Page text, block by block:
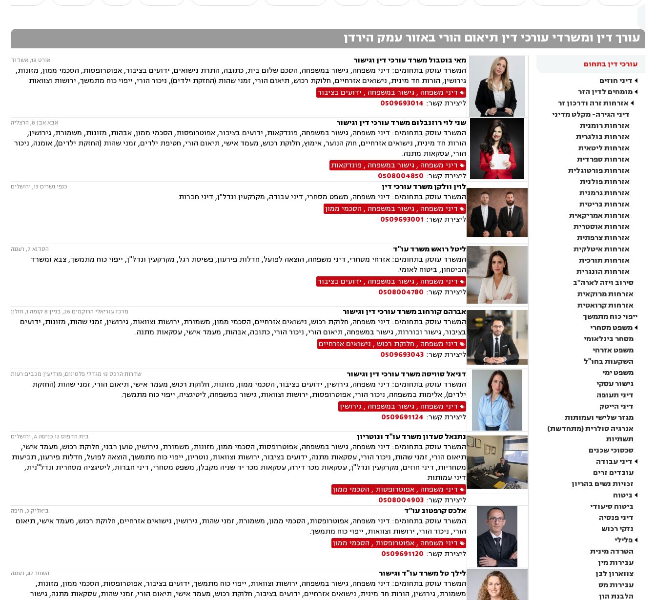
עורך דין ומשרדי עורכי דין תיאום הורי באזור עמק הירדן
עורכי דין בתחום
דיני חוזים
מומחים לדין הזר
אזרחות זרה ודרכון זר
דיני הגירה- מקלט מדיני
אזרחות רומנית
אזרחות בולגרית
אזרחות ליטאית
אזרחות ספרדית
אזרחות פורטוגלית
אזרחות פולנית
אזרחות גרמנית
אזרחות בריטית
אזרחות אמריקאית
אזרחות אוסטרית
אזרחות צרפתית
אזרחות איטלקית
אזרחות תורכית
אזרחות הונגרית
סירוב ויזה לארה"ב
אזרחות מרוקאית
אזרחות קרואטית
ייפוי כוח מתמשך
משפט מסחרי
מסחר בינלאומי
משפט אזרחי
השקעות בחו"ל
משפט ימי
גישור עסקי
דיני תעופה
דיני הייטק
מגזר שלישי ועמותות
אנרגיה סולרית (מתחדשת)
תשתיות
סכסוכי שכנים
דיני עבודה
עובדים זרים
זכויות נשים בהריון
ביטוח
ביטוח סיעודי
דיני פנסיה
נזקי רכוש
פלילי
הטרדה מינית
עבירות מין
צווארון לבן
עבירות מס
הלבנת הון
מאי בוטבול משרד עורכי דין וגישור אורט 18, אשדוד
המשרד עוסק בתחומים: דיני משפחה, גישור במשפחה, הסכם שלום בית, כתובה, התרת נישואים, ידועים בציבור, אפוטרופסות, הסכמי ממון, מזונות,
גירושין, הורות חד מינית, נישואים אזרחיים, חלוקת רכוש, תיאום הורי, זמני שהות (החזקת ילדים), ניכור הורי, ייפוי כוח מתמשך, ירושות וצוואות
דיני משפחה ,גישור במשפחה , ידועים בציבור
ליצירת קשר: 0509693014
שני לוי רוזנבלום משרד עורכי דין וגישור
אבא אבן 8, הרצליה
המשרד עוסק בתחומים: דיני משפחה, גישור במשפחה, פונדקאות, ידועים בציבור, אפוטרופסות, הסכמי ממון, אבהות, מזונות, משמורת, גירושין,
הורות חד מינית, נישואים אזרחיים, חוק הנוער, אימוץ, חלוקת רכוש, מעמד אישי, תיאום הורי, חטיפת ילדים, זמני שהות (החזקת ילדים), אומנה, ניכור
הורי, עסקאות מתנה.
דיני משפחה ,גישור במשפחה , פונדקאות
ליצירת קשר: 0508004850
לוין וולקן משרד עורכי דין
כנפי נשרים 13, ירושלים
המשרד עוסק בתחומים: דיני משפחה, משפט מסחרי, דיני עבודה, מקרקעין ונדל"ן, דיני חברות
דיני משפחה ,גישור במשפחה , הסכמי ממון
ליצירת קשר: 0509693001
ליטל רואש משרד עו"ד הסדנא 7, רעננה
המשרד עוסק בתחומים: אזרחי מסחרי, דיני משפחה, הוצאה לפועל, חדלות פירעון, פשיטת רגל, מקרקעין ונדל"ן, ייפוי כוח מתמשך, צבא ומשרד
הביטחון, ביטוח לאומי.
דיני משפחה ,גישור במשפחה , ידועים בציבור
ליצירת קשר: 0508004780
אברהם קורחוב משרד עורכי דין וגישור
מרכז עזריאלי הרוקמים 26, בניין B קומה 1, חולון
המשרד עוסק בתחומים: דיני משפחה, חלוקת רכוש, נישואים אזרחיים, הסכמי ממון, משמורת, ירושות וצוואות, גירושין, זמני שהות, מזונות, ידועים
בציבור, גישור ובוררות, גישור במשפחה, תיאום הורי, ניכור הורי, כתובה, אבהות, מעמד אישי, עסקאות מתנה.
דיני משפחה , חלוקת רכוש , נישואים אזרחיים
ליצירת קשר: 0509693043
דניאל סוויסה משרד עורכי דין וגישור
שדרות הרכס 13 מגדלי פלטינום, מודיעין מכבים רעות
המשרד עוסק בתחומים: דיני משפחה, גירושין, ידועים בציבור, הסכמי ממון, מזונות, חלוקת רכוש, מעמד אישי, תיאום הורי, זמני שהות (החזקת
ילדים), אלימות במשפחה, ניכור הורי, אפוטרופסות, ירושות וצוואות, גישור במשפחה, ליטיגציה, ייפוי כוח מתמשך.
דיני משפחה ,גישור במשפחה ,גירושין
ליצירת קשר: 0509691124
נתנאל סעדון משרד עו"ד ונוטריון
בית הדפוס 12 כניסה A, ירושלים
המשרד עוסק בתחומים: דיני משפחה, גישור במשפחה, אפוטרופסות, הסכמי ממון, מזונות, משמורת, גירושין, טוען רבני, חלוקת רכוש, מעמד אישי,
תיאום הורי, זמני שהות, ניכור הורי, עסקאות מתנה, ידועים בציבור, ירושות וצוואות, נוטריון, ייפוי כוח מתמשך, הוצאה לפועל, חדלות פירעון, תביעות
מסחריות, דיני חוזים, מקרקעין ונדל"ן, עסקאות מכר דירה, עסקאות מכר יד שניה מקבלן, משפט מסחרי, דיני חברות, ליטיגציה מסחרית ונדל"נית,
דיני עמותות
דיני משפחה ,אפוטרופסות , הסכמי ממון
ליצירת קשר: 0508004903
אלכס קרפטוב עו"ד
ביאליק 3, חיפה
המשרד עוסק בתחומים: דיני משפחה, אפוטרופסות, הסכמי ממון, משמורת, זמני שהות, גירושין, נישואים אזרחיים, חלוקת רכוש, מעמד אישי, תיאום
הורי, ניכור הורי, ירושות וצוואות, ייפוי כוח מתמשך.
דיני משפחה ,אפוטרופסות , הסכמי ממון
ליצירת קשר: 0509691120
לילך טל משרד עו"ד וגישור
השחר 47, רעננה
המשרד עוסק בתחומים: דיני משפחה, גישור במשפחה, ירושות וצוואות, ייפוי כוח מתמשך, ידועים בציבור, אפוטרופסות, הסכמי ממון, מזונות,
משמורת, גירושין, הורות חד מינית, נישואים אזרחיים, ידועים בציבור, חלוקת רכוש, מעמד אישי, תיאום הורי, זמני שהות, עסקאות מתנה, גישור